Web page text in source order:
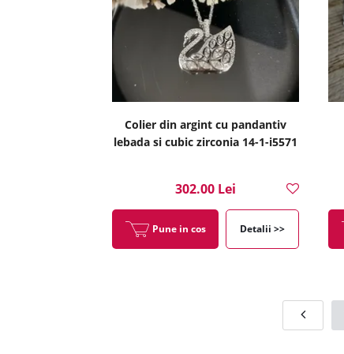
Colier din argint cu pandantiv
lebada si cubic zirconia 14-1-i5571
302.00 Lei
Pune in cos Detalii >>